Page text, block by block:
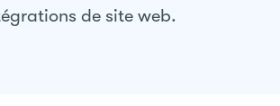
de site web.